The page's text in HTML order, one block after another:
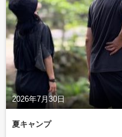
2026年7月30日
夏キャンプ